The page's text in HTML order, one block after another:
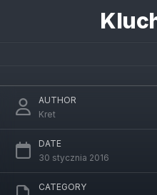
AUTHOR
Kret
DATE
30 stycznia 2016
CATEGORY